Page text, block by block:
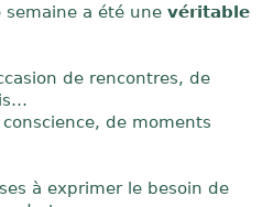
semaine a été unevéritable
de rencontres, de
de moments
à exprimer le besoin de